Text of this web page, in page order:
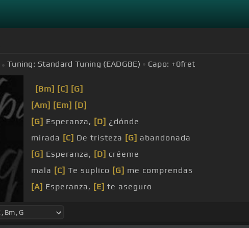
Tuning: Standard Tuning (EADGBE) Capo: +0fret
[Bm] [C] [G]
[Am] [Em] [D]
[G] Esperanza, [D] ¿dónde
mirada [C] De tristeza [G] abandonada
[G] Esperanza, [D] créeme
mala [C] Te suplico [G] me comprendas
[A] Esperanza, [E] te aseguro